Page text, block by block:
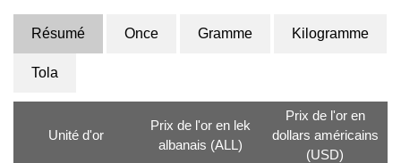
Résumé Once Gramme Kilogramme
Tola
Unité d'or
Prix de l'or en lek
albanais (ALL)
Prix de l'or en
dollars américains
(USD)